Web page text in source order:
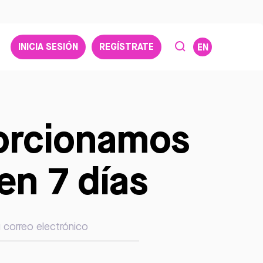
INICIA SESIÓN REGÍSTRATE EN
7 días